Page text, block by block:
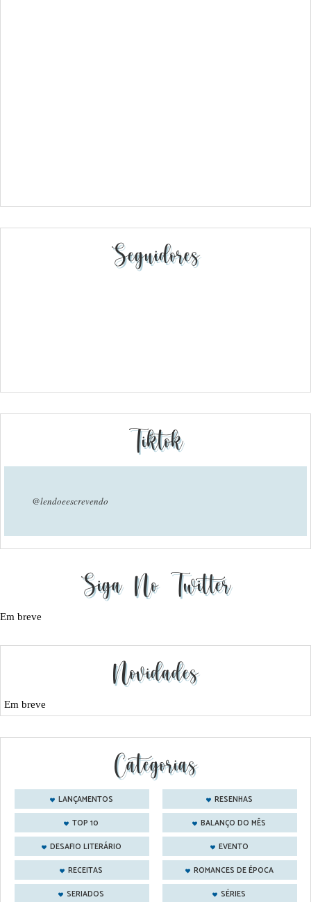
Seguidores
Tiktok
@lendoeescrevendo
Siga No Twitter
Em breve
Novidades
Em breve
Categorias
LANÇAMENTOS
RESENHAS
TOP 10
BALANÇO DO MÊS
DESAFIO LITERÁRIO
EVENTO
RECEITAS
ROMANCES DE ÉPOCA
SERIADOS
SÉRIES